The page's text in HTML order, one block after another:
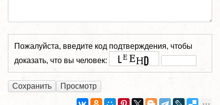
Пожалуйста, введите код подтверждения, чтобы
доказать, что вы человек: